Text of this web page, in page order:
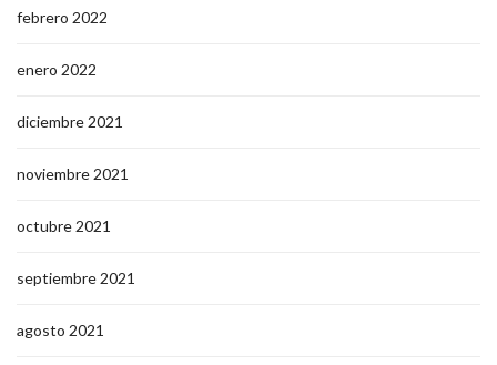
febrero 2022
enero 2022
diciembre 2021
noviembre 2021
octubre 2021
septiembre 2021
agosto 2021